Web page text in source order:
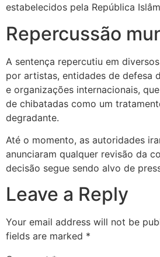
estabelecidos pela República
Repercussão
A sentença repercutiu em
por artistas, entidades de defesa
e organizações internacionais,
de chibatadas como um
degradante.
Até o momento, as autoridades
anunciaram qualquer revisão da
decisão segue sendo alvo de
Leave a Reply
Your email address will not be
fields are marked *